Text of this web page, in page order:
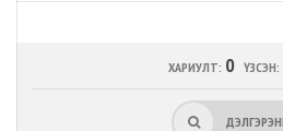
ХАРИУЛТ: 0 ҮЗСЭН: